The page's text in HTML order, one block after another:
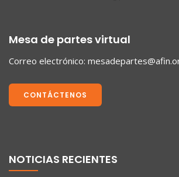
Mesa de partes virtual
Correo electrónico:
CONTÁCTENOS
NOTICIAS RECIENTES